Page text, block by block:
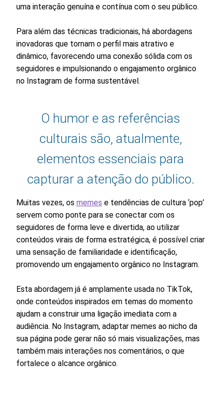
uma interação genuína e contínua com o seu público.
Para além das técnicas tradicionais, há abordagens
inovadoras que tornam o perfil mais atrativo e
dinâmico, favorecendo uma conexão sólida com os
seguidores e impulsionando o engajamento orgânico
no Instagram de forma sustentável.
O humor e as referências
culturais são, atualmente,
elementos essenciais para
capturar a atenção do público.
Muitas vezes, os memes e tendências de cultura ‘pop’
servem como ponte para se conectar com os
seguidores de forma leve e divertida, ao utilizar
conteúdos virais de forma estratégica, é possível criar
uma sensação de familiaridade e identificação,
promovendo um engajamento orgânico no Instagram.
Esta abordagem já é amplamente usada no TikTok,
onde conteúdos inspirados em temas do momento
ajudam a construir uma ligação imediata com a
audiência. No Instagram, adaptar memes ao nicho da
sua página pode gerar não só mais visualizações, mas
também mais interações nos comentários, o que
fortalece o alcance orgânico.